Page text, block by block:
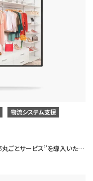
物流システム支援
大手アパレルグッズメーカー様で、”EC事業部丸ごとサービス”を導入いただき、ECサイト制作・運営・物流システム構築を一貫して対応させていただきました。